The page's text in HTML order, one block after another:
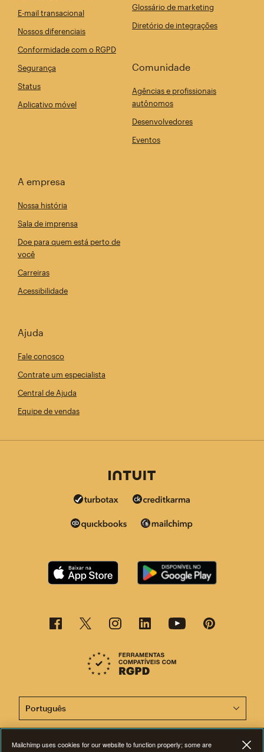
E-mail transacional
Nossos diferenciais
Conformidade com o RGPD
Segurança
Status
Aplicativo móvel
Glossário de marketing
Diretório de integrações
Comunidade
Agências e profissionais
autônomos
Desenvolvedores
Eventos
A empresa
Nossa história
Sala de imprensa
Doe para quem está perto de
você
Carreiras
Acessibilidade
Ajuda
Fale conosco
Contrate um especialista
Central de Ajuda
Equipe de vendas
Agora, esta página está disponível em outros idiomas.
Mailchimp uses cookies for our website to function properly; some are